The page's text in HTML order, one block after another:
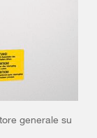
generale su